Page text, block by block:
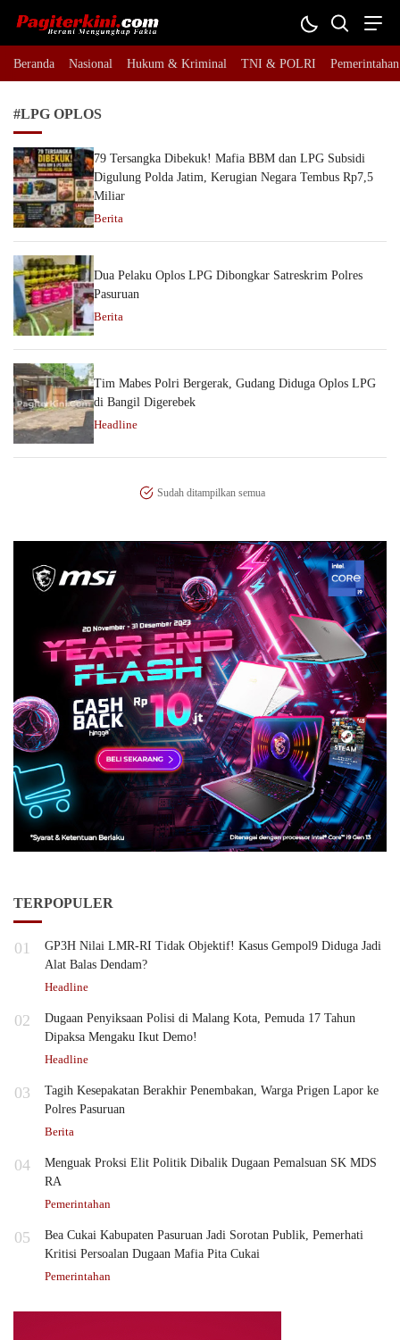
Pagiterkini.com
Berani Mengungkap Fakta
Beranda Nasional Hukum & Kriminal TNI & POLRI Pemerintahan
#LPG OPLOS
79 Tersangka Dibekuk! Mafia BBM dan LPG Subsidi
Digulung Polda Jatim, Kerugian Negara Tembus Rp7,5
Miliar
Berita
Dua Pelaku Oplos LPG Dibongkar Satreskrim Polres
Pasuruan
Berita
Tim Mabes Polri Bergerak, Gudang Diduga Oplos LPG
di Bangil Digerebek
Headline
Sudah ditampilkan semua
TERPOPULER
01
GP3H Nilai LMR-RI Tidak Objektif! Kasus Gempol9 Diduga Jadi
Alat Balas Dendam?
Headline
02
Dugaan Penyiksaan Polisi di Malang Kota, Pemuda 17 Tahun
Dipaksa Mengaku Ikut Demo!
Headline
03
Tagih Kesepakatan Berakhir Penembakan, Warga Prigen Lapor ke
Polres Pasuruan
Berita
04
Menguak Proksi Elit Politik Dibalik Dugaan Pemalsuan SK MDS
RA
Pemerintahan
05
Bea Cukai Kabupaten Pasuruan Jadi Sorotan Publik, Pemerhati
Kritisi Persoalan Dugaan Mafia Pita Cukai
Pemerintahan